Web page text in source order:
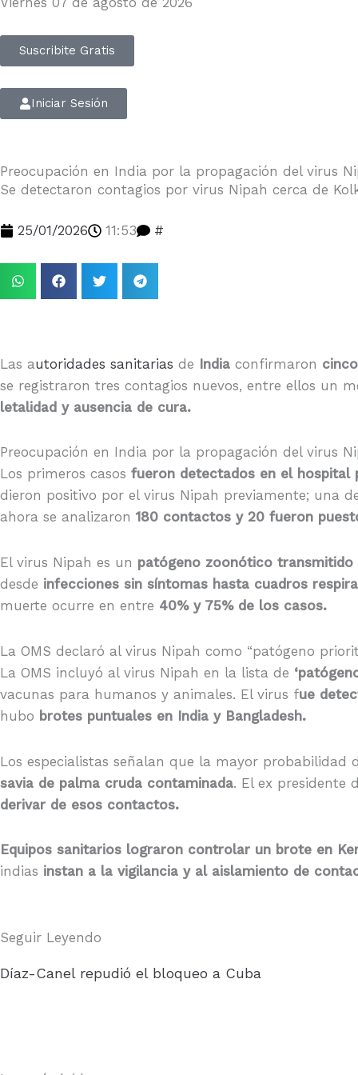
Suscribite Gratis
Iniciar Sesión
Preocupación en India por la propagación del virus
Se detectaron contagios por virus Nipah cerca de
25/01/2026 11:53 #
Las autoridades sanitarias de India confirmaron
se registraron tres contagios nuevos, entre ellos un
letalidad y ausencia de cura.
Preocupación en India por la propagación del virus
Los primeros casos fueron detectados en el hospital
dieron positivo por el virus Nipah previamente; una
ahora se analizaron 180 contactos y 20 fueron
El virus Nipah es un patógeno zoonótico
desde infecciones sin síntomas hasta cuadros
muerte ocurre en entre 40% y 75% de los casos.
La OMS declaró al virus Nipah como “patógeno
La OMS incluyó al virus Nipah en la lista de
vacunas para humanos y animales. El virus fue
hubo brotes puntuales en India y Bangladesh.
Los especialistas señalan que la mayor probabilidad
savia de palma cruda contaminada. El ex presidente
derivar de esos contactos.
Equipos sanitarios lograron controlar un brote en
indias instan a la vigilancia y al aislamiento de
Seguir Leyendo
Díaz-Canel repudió el bloqueo a Cuba